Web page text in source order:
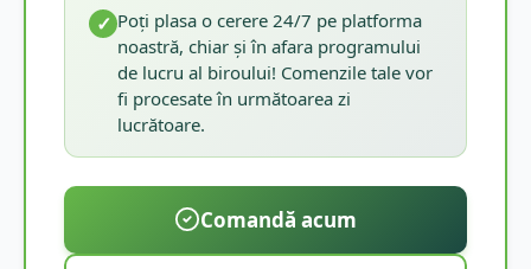
✓ Poți plasa o cerere 24/7 pe platforma
noastră, chiar și în afara programului
de lucru al biroului! Comenzile tale vor
fi procesate în următoarea zi
lucrătoare.
Comandă acum